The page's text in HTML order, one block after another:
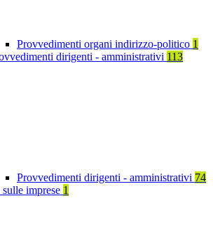
Provvedimenti organi indirizzo-politico 1
dirigenti - amministrativi 113
Provvedimenti dirigenti - amministrativi 74
imprese 1